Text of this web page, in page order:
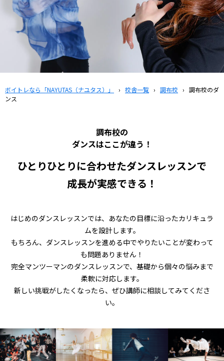
ボイトレなら「NAYUTAS（ナユタス）」 › 校舎一覧 › 調布校 › 調布校のダ
ンス
調布校の
ダンスはここが違う！
ひとりひとりに合わせたダンスレッスンで
成長が実感できる！
はじめのダンスレッスンでは、あなたの目標に沿ったカリキュラ
ムを設計します。
もちろん、ダンスレッスンを進める中でやりたいことが変わって
も問題ありません！
完全マンツーマンのダンスレッスンで、基礎から個々の悩みまで
柔軟に対応します。
新しい挑戦がしたくなったら、ぜひ講師に相談してみてくださ
い。